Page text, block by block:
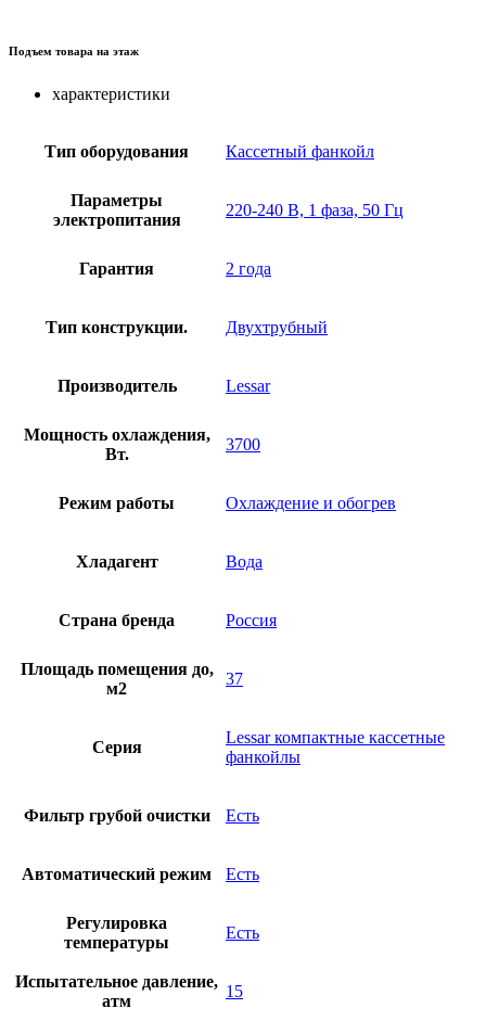
Подъем товара на этаж
характеристики
Тип оборудования Кассетный фанкойл
Параметры
электропитания
220-240 В, 1 фаза, 50 Гц
Гарантия 2 года
Тип конструкции. Двухтрубный
Производитель Lessar
Мощность охлаждения,
Вт.
3700
Режим работы Охлаждение и обогрев
Хладагент Вода
Страна бренда Россия
Площадь помещения до,
м2
37
Серия
Lessar компактные кассетные
фанкойлы
Фильтр грубой очистки Есть
Автоматический режим Есть
Регулировка
температуры
Есть
Испытательное давление,
атм
15